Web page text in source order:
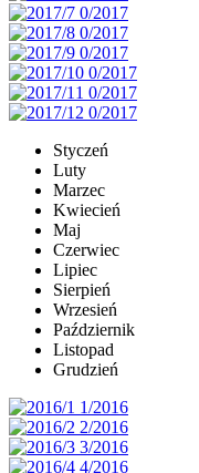
Styczeń
Luty
Marzec
Kwiecień
Maj
Czerwiec
Lipiec
Sierpień
Wrzesień
Październik
Listopad
Grudzień